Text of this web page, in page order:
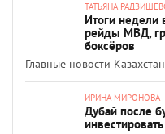
ТАТЬЯНА
Итоги недели
рейды МВД,
боксёров
Главные новости
ИРИНА МИРОНОВА
Дубай после